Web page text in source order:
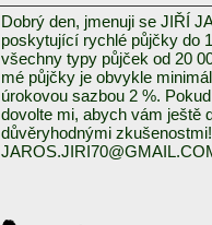
Dobrý den, jmenuji se JIŘÍ
poskytující rychlé půjčky do
všechny typy půjček od 20
mé půjčky je obvykle
úrokovou sazbou 2 %.
dovolte mi, abych vám ještě
důvěryhodnými